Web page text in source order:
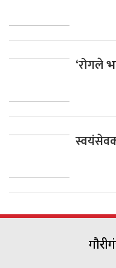
‘रोगले